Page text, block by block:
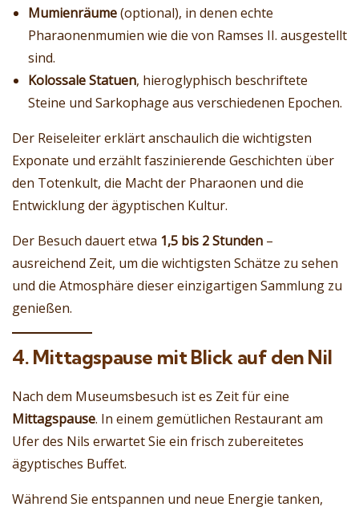
Mumienräume(optional), in denen echte
Pharaonenmumien wie die von Ramses II. ausgestellt
sind.
Kolossale Statuen, hieroglyphisch beschriftete
Steine und Sarkophage aus verschiedenen Epochen.
Der Reiseleiter erklärt anschaulich die wichtigsten
Exponate und erzählt faszinierende Geschichten über
den Totenkult, die Macht der Pharaonen und die
Entwicklung der ägyptischen Kultur.
Der Besuch dauert etwa 1,5 bis 2 Stunden –
ausreichend Zeit, um die wichtigsten Schätze zu sehen
und die Atmosphäre dieser einzigartigen Sammlung zu
genießen.
4. Mittagspause mit Blick auf den Nil
Nach dem Museumsbesuch ist es Zeit für eine
Mittagspause. In einem gemütlichen Restaurant am
Ufer des Nils erwartet Sie ein frisch zubereitetes
ägyptisches Buffet.
Während Sie entspannen und neue Energie tanken,